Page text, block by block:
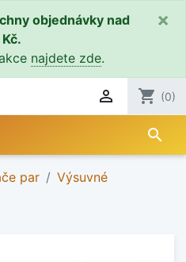
objednávky nad
najdete zde.
×
 shopping_cart (0)
search
par Výsuvné